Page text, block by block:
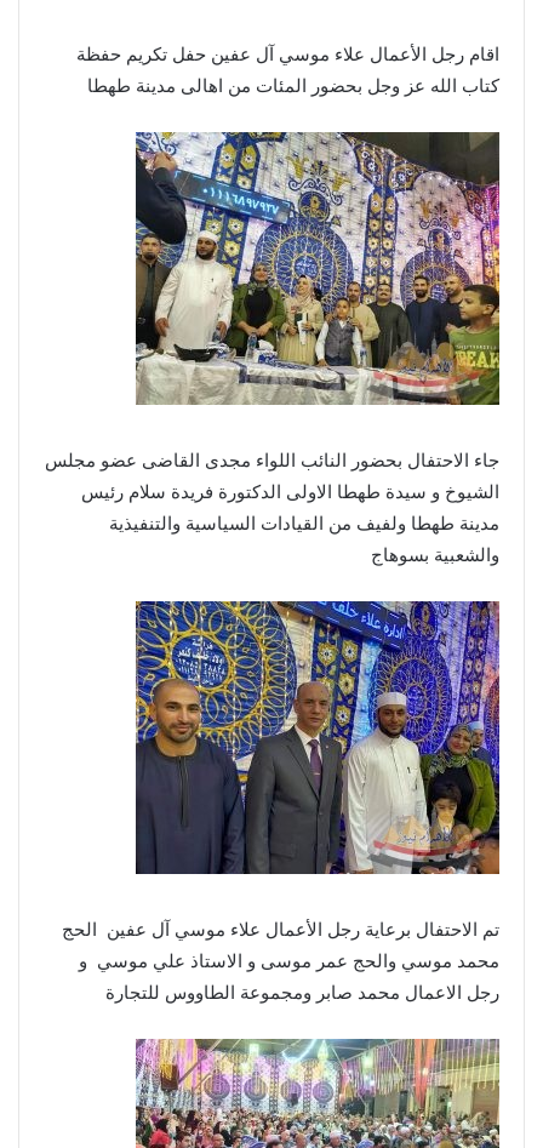
اقام رجل الأعمال علاء موسي آل عفين حفل تكريم حفظة
كتاب الله عز وجل بحضور المئات من اهالى مدينة طهطا
جاء الاحتفال بحضور النائب اللواء مجدى القاضى عضو مجلس
الشيوخ و سيدة طهطا الاولى الدكتورة فريدة سلام رئيس
مدينة طهطا ولفيف من القيادات السياسية والتنفيذية
والشعبية بسوهاج
تم الاحتفال برعاية رجل الأعمال علاء موسي آل عفين الحج
محمد موسي والحج عمر موسى و الاستاذ علي موسي و
رجل الاعمال محمد صابر ومجموعة الطاووس للتجارة